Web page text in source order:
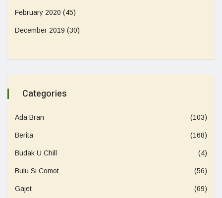
February 2020 (45)
December 2019 (30)
Categories
Ada Bran (103)
Berita (168)
Budak U Chill (4)
Bulu Si Comot (56)
Gajet (69)